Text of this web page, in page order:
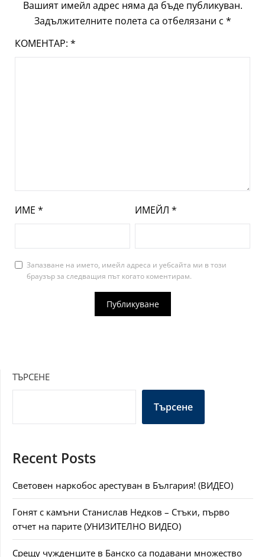
Вашият имейл адрес няма да бъде публикуван.
Задължителните полета са отбелязани с *
КОМЕНТАР: *
ИМЕ * ИМЕЙЛ *
Запазване на името, имейл адреса и уебсайта ми в този
браузър за следващия път когато коментирам.
ТЪРСЕНЕ
Търсене
Recent Posts
Световен наркобос арестуван в България! (ВИДЕО)
Гонят с камъни Станислав Недков – Стъки, първо
отчет на парите (УНИЗИТЕЛНО ВИДЕО)
Срещу чужденците в Банско са подавани множество